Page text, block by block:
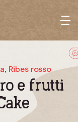
M
e
u
, Ribes rosso
e frutti